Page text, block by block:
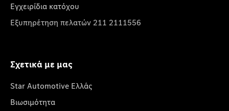
Εγχειρίδια κατόχου
Εξυπηρέτηση πελατών 211 2111556
Σχετικά με μας
Star Automotive Ελλάς
Βιωσιμότητα